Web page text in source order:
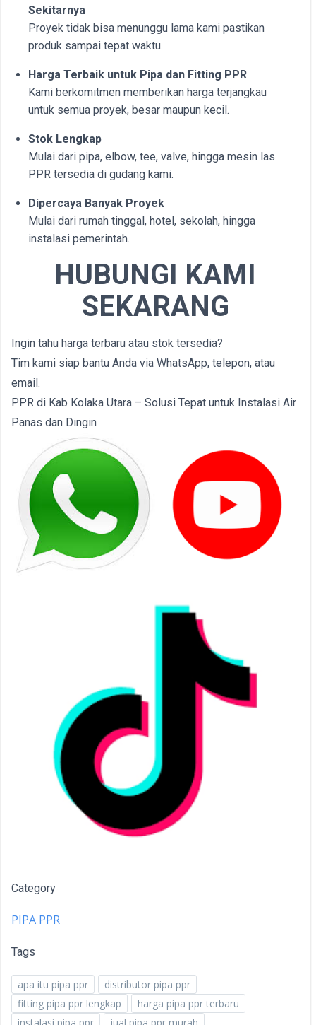
Sekitarnya
Proyek tidak bisa menunggu lama kami pastikan
produk sampai tepat waktu.
Harga Terbaik untuk Pipa dan Fitting PPR
Kami berkomitmen memberikan harga terjangkau
untuk semua proyek, besar maupun kecil.
Stok Lengkap
Mulai dari pipa, elbow, tee, valve, hingga mesin las
PPR tersedia di gudang kami.
Dipercaya Banyak Proyek
Mulai dari rumah tinggal, hotel, sekolah, hingga
instalasi pemerintah.
HUBUNGI KAMI
SEKARANG
Ingin tahu harga terbaru atau stok tersedia?
Tim kami siap bantu Anda via WhatsApp, telepon, atau
email.
PPR di Kab Kolaka Utara – Solusi Tepat untuk Instalasi Air
Panas dan Dingin
Category
PIPA PPR
Tags
apa itu pipa ppr
distributor pipa ppr
fitting pipa ppr lengkap
harga pipa ppr terbaru